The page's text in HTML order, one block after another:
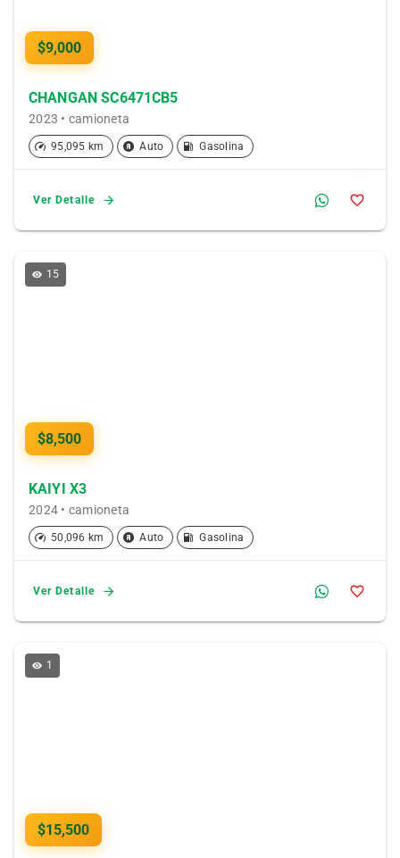
$9,000
CHANGAN SC6471CB5
2023 • camioneta
95,095 km Auto Gasolina
Ver Detalle
$8,500
15
KAIYI X3
2024 • camioneta
50,096 km Auto Gasolina
Ver Detalle
$15,500
1